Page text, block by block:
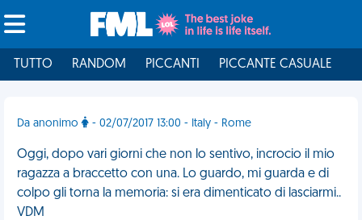
TUTTO RANDOM PICCANTI PICCANTE CASUALE
Da anonimo - 02/07/2017 13:00 - Italy - Rome
Oggi, dopo vari giorni che non lo sentivo, incrocio il mio
ragazza a braccetto con una. Lo guardo, mi guarda e di
colpo gli torna la memoria: si era dimenticato di lasciarmi..
VDM